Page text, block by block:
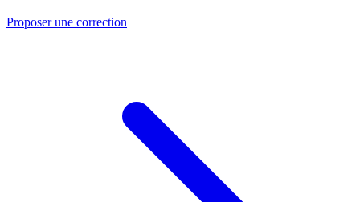
Proposer une correction